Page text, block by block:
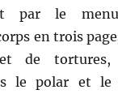
par le
en trois
de
le polar et